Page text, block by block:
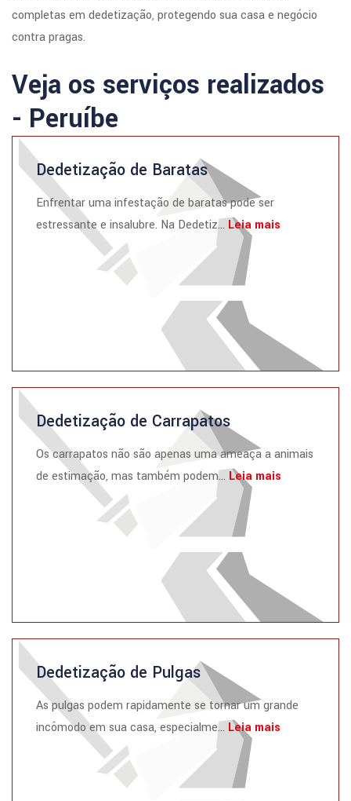
completas em dedetização, protegendo sua casa e negócio
contra pragas.
Veja os serviços realizados
- Peruíbe
Dedetização de Baratas
Enfrentar uma infestação de baratas pode ser
estressante e insalubre. Na Dedetiz... Leia mais
Dedetização de Carrapatos
Os carrapatos não são apenas uma ameaça a animais
de estimação, mas também podem... Leia mais
Dedetização de Pulgas
As pulgas podem rapidamente se tornar um grande
incômodo em sua casa, especialme... Leia mais